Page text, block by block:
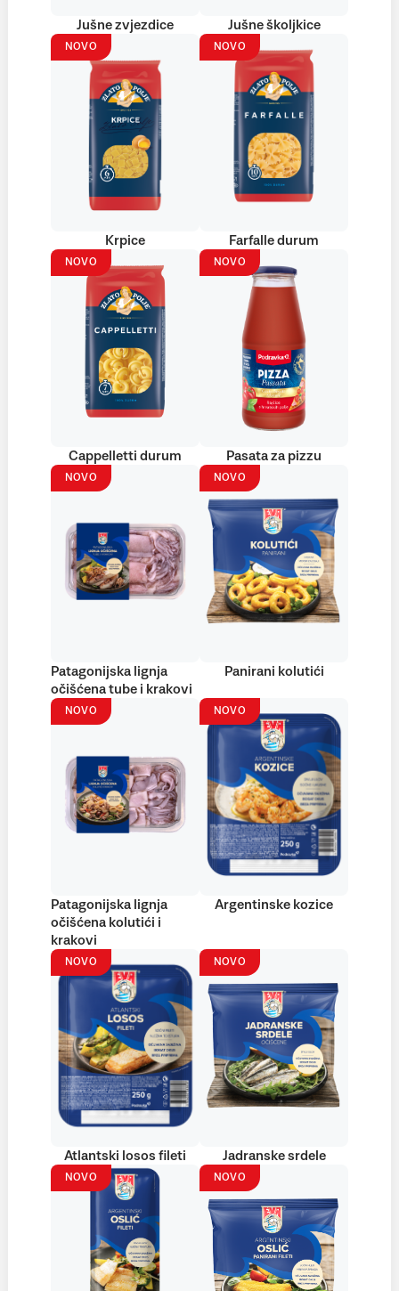
Jušne zvjezdice Jušne školjkice
NOVO
Krpice
NOVO
Farfalle durum
NOVO
Cappelletti durum
NOVO
Pasata za pizzu
NOVO
Patagonijska lignja
očišćena tube i krakovi
NOVO
Panirani kolutići
NOVO
Patagonijska lignja
očišćena kolutići i
krakovi
NOVO
Argentinske kozice
NOVO
Atlantski losos fileti
NOVO
Jadranske srdele
NOVO NOVO